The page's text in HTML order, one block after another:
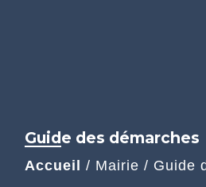
Guide des démarches
Accueil / Mairie / Guide